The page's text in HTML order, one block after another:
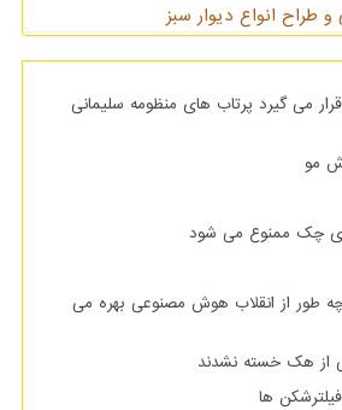
طراح انواع دیوار سبز
2 در مدار قرار می گیرد پرتاب های منظومه سلیمانی
مو
چک ممنوع می شود
طور از انقلاب هوش مصنوعی بهره می
از هک خسته نشدند
ها